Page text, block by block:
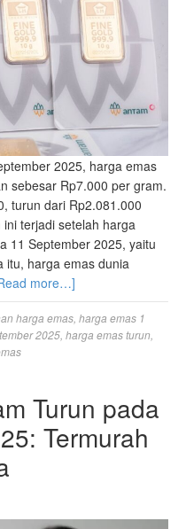
2025, harga emas
sebesar Rp7.000 per gram.
turun dari Rp2.081.000
terjadi setelah harga
11 September 2025, yaitu
itu, harga emas dunia
more…]
harga emas, harga emas 1
2025, harga emas turun,
Turun pada
Termurah